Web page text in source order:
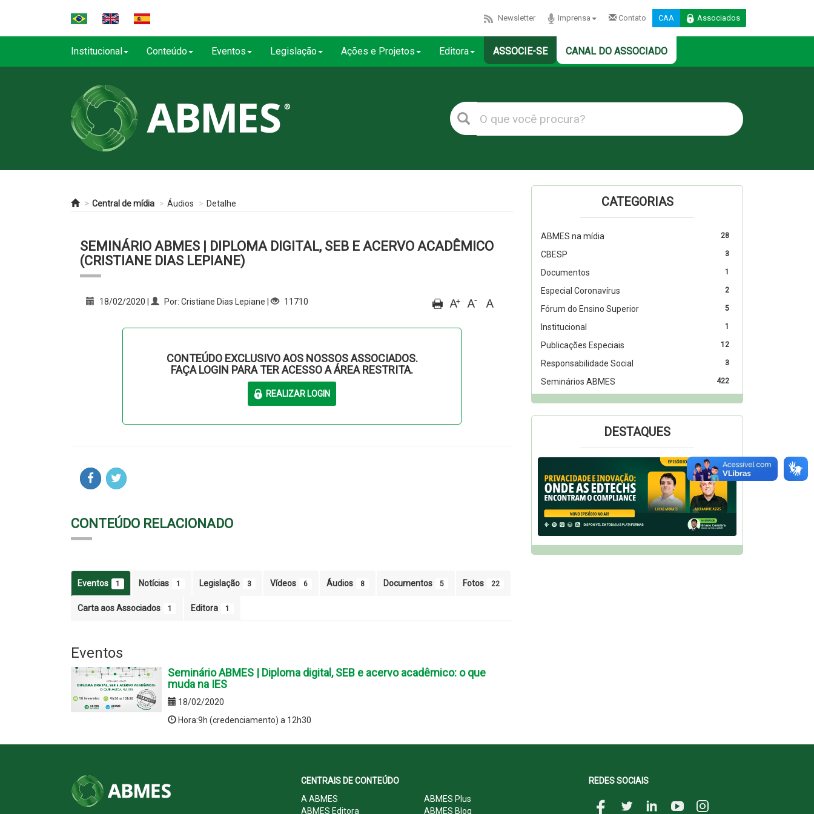
Newsletter Imprensa Contato CAA Associados
Institucional Conteúdo Eventos Legislação Ações e Projetos Editora ASSOCIE-SE CANAL DO ASSOCIADO
Central de mídia Áudios Detalhe
SEMINÁRIO ABMES | DIPLOMA DIGITAL, SEB E ACERVO ACADÊMICO
(CRISTIANE DIAS LEPIANE)
18/02/2020 | Por: Cristiane Dias Lepiane | 11710
CONTEÚDO EXCLUSIVO AOS NOSSOS ASSOCIADOS.
FAÇA LOGIN PARA TER ACESSO A ÁREA RESTRITA.
CONTEÚDO RELACIONADO
Eventos 1 Notícias 1 Legislação 3 Vídeos 6 Áudios 8 Documentos 5 Fotos 22
Carta aos Associados 1 Editora 1
Eventos
Seminário ABMES | Diploma digital, SEB e acervo acadêmico: o que
muda na IES
18/02/2020
Hora:9h (credenciamento) a 12h30
CATEGORIAS
28
ABMES na mídia
3
CBESP
1
Documentos
2
Especial Coronavírus
5
Fórum do Ensino Superior
1
Institucional
12
Publicações Especiais
3
Responsabilidade Social
422
Seminários ABMES
DESTAQUES
CENTRAIS DE CONTEÚDO
A ABMES
ABMES Plus
ABMES Editora
ABMES Blog
REDES SOCIAIS